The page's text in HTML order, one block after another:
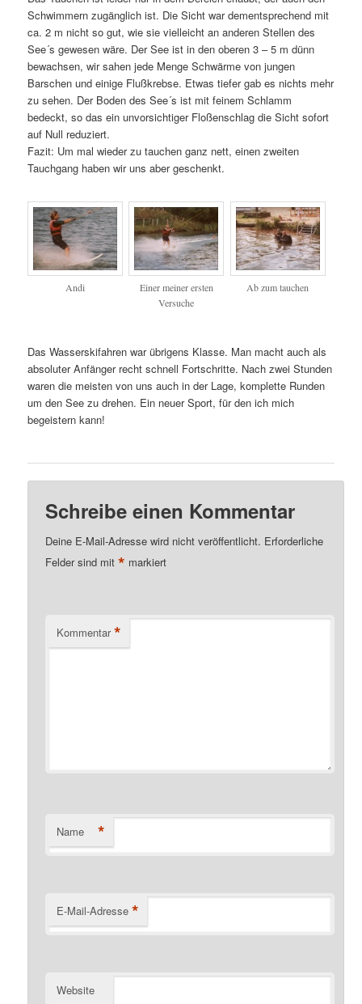
Schwimmern zugänglich ist. Die Sicht war dementsprechend mit
ca. 2 m nicht so gut, wie sie vielleicht an anderen Stellen des
See´s gewesen wäre. Der See ist in den oberen 3 – 5 m dünn
bewachsen, wir sahen jede Menge Schwärme von jungen
Barschen und einige Flußkrebse. Etwas tiefer gab es nichts mehr
zu sehen. Der Boden des See´s ist mit feinem Schlamm
bedeckt, so das ein unvorsichtiger Floßenschlag die Sicht sofort
auf Null reduziert.
Fazit: Um mal wieder zu tauchen ganz nett, einen zweiten
Tauchgang haben wir uns aber geschenkt.
Andi
Einer meiner ersten
Versuche
Ab zum tauchen
Das Wasserskifahren war übrigens Klasse. Man macht auch als
absoluter Anfänger recht schnell Fortschritte. Nach zwei Stunden
waren die meisten von uns auch in der Lage, komplette Runden
um den See zu drehen. Ein neuer Sport, für den ich mich
begeistern kann!
Schreibe einen Kommentar
Deine E-Mail-Adresse wird nicht veröffentlicht. Erforderliche
Felder sind mit* markiert
Kommentar *
Name *
E-Mail-Adresse *
Website